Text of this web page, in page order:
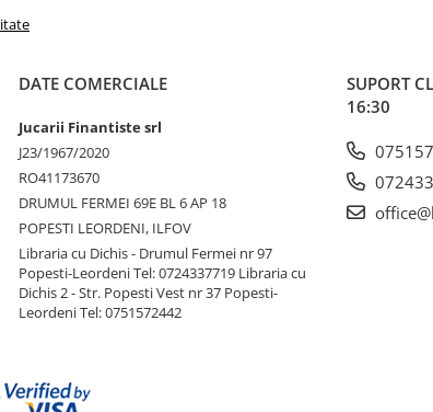
DATE COMERCIALE
Jucarii Finantiste srl
J23/1967/2020
RO41173670
DRUMUL FERMEI 69E BL 6 AP 18
POPESTI LEORDENI, ILFOV
Libraria cu Dichis - Drumul Fermei nr 97
Popesti-Leordeni Tel: 0724337719 Libraria cu
Dichis 2 - Str. Popesti Vest nr 37 Popesti-
Leordeni Tel: 0751572442
SUPORT
16:30